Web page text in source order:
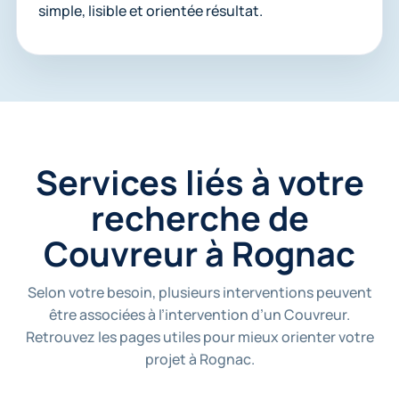
simple, lisible et orientée résultat.
Services liés à votre
recherche de
Couvreur à Rognac
Selon votre besoin, plusieurs interventions peuvent
être associées à l’intervention d’un Couvreur.
Retrouvez les pages utiles pour mieux orienter votre
projet à Rognac.